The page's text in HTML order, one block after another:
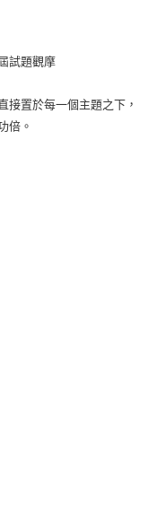
試題觀摩
接置於每一個主題之下，
倍。